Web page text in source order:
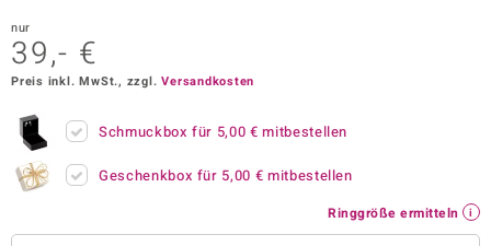
nur
39,- €
Preis inkl. MwSt., zzgl.Versandkosten
Schmuckbox für 5,00 € mitbestellen
Geschenkbox für 5,00 € mitbestellen
Ringgröße ermitteln